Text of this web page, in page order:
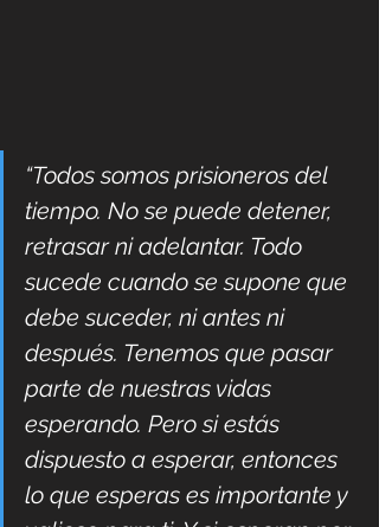
“Todos somos prisioneros del
tiempo. No se puede detener,
retrasar ni adelantar. Todo
sucede cuando se supone que
debe suceder, ni antes ni
después. Tenemos que pasar
parte de nuestras vidas
esperando. Pero si estás
dispuesto a esperar, entonces
lo que esperas es importante y